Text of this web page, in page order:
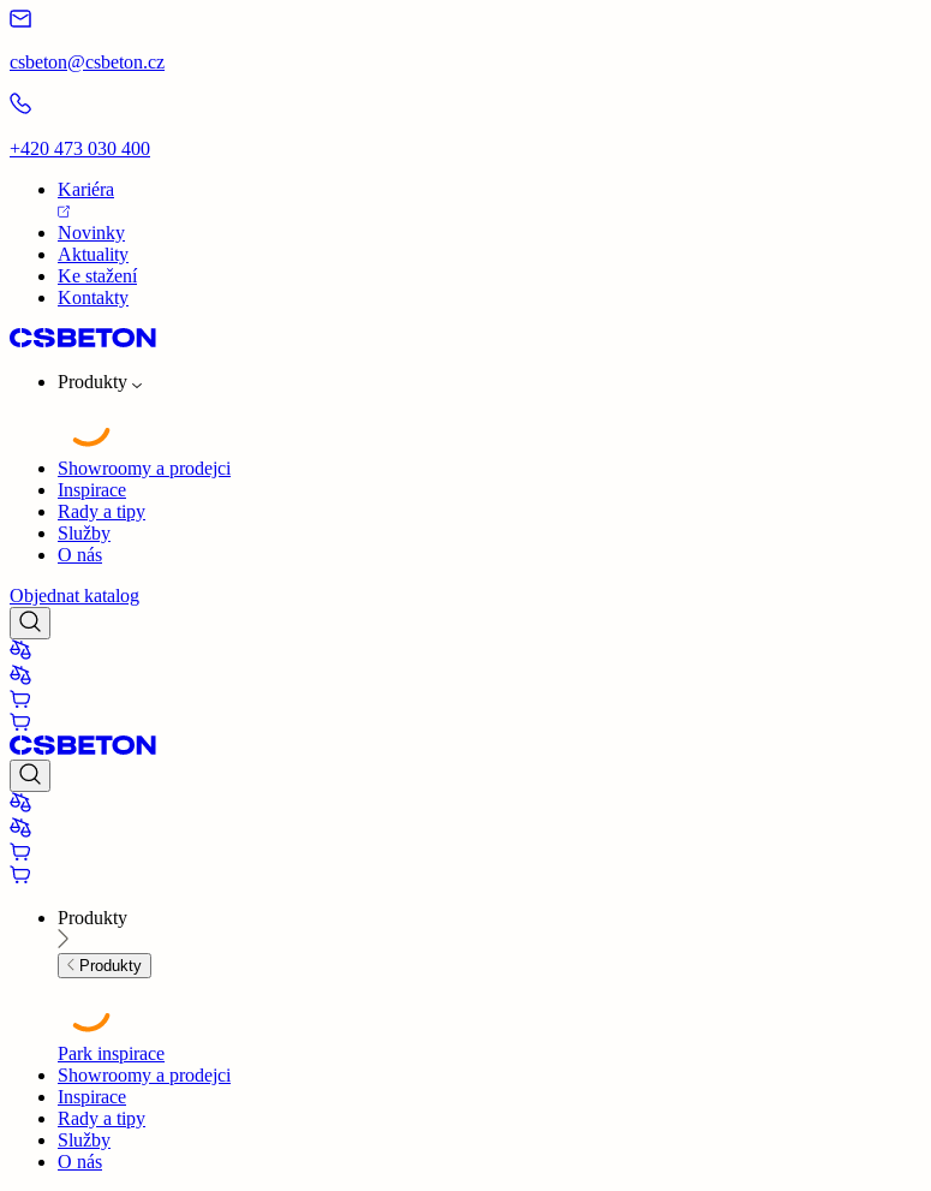
csbeton@csbeton.cz
+420 473 030 400
Kariéra
Novinky
Aktuality
Ke stažení
Kontakty
Produkty
Showroomy a prodejci
Inspirace
Rady a tipy
Služby
O nás
Objednat katalog
Produkty
Produkty
Park inspirace
Showroomy a prodejci
Inspirace
Rady a tipy
Služby
O nás